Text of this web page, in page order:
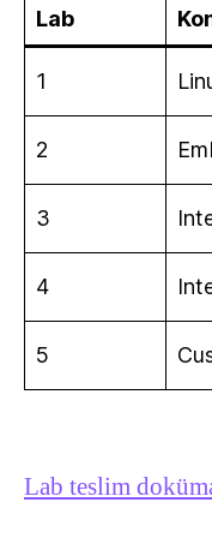
Lab
1
2
3
4
5
Lab teslim